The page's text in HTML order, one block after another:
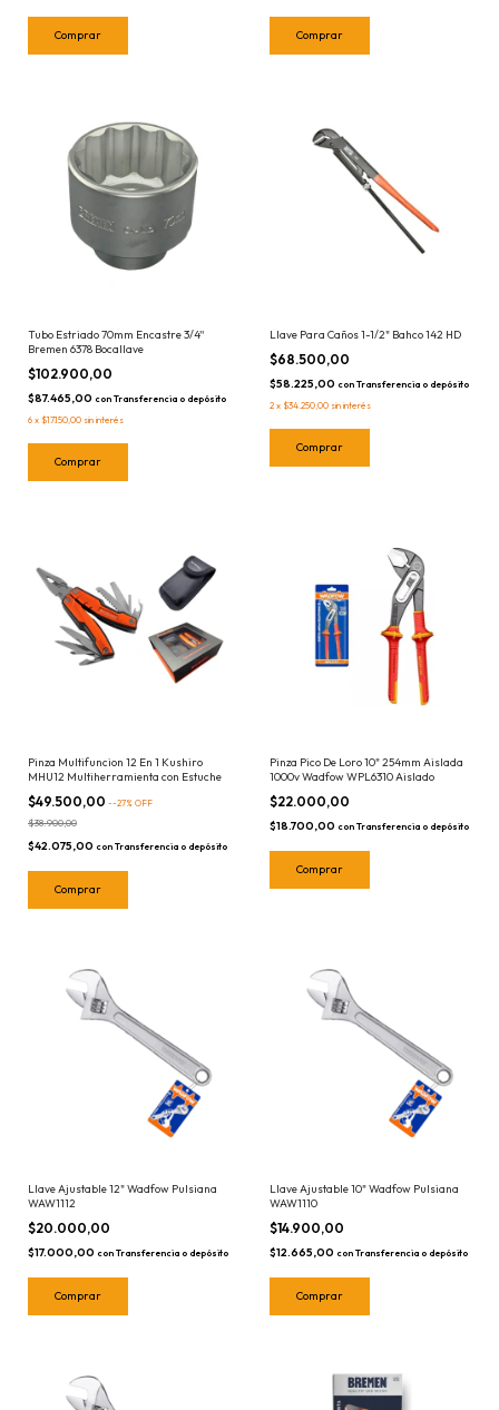
Tubo Estriado 70mm Encastre 3/4''
Bremen 6378 Bocallave
$102.900,00
$87.465,00 con Transferencia o depósito
6 x $17.150,00 sin interés
Llave Para Caños 1-1/2" Bahco 142 HD
$68.500,00
$58.225,00 con Transferencia o depósito
2 x $34.250,00 sin interés
Pinza Multifuncion 12 En 1 Kushiro
MHU12 Multiherramienta con Estuche
$49.500,00 --27% OFF
$38.900,00
$42.075,00 con Transferencia o depósito
Pinza Pico De Loro 10" 254mm Aislada
1000v Wadfow WPL6310 Aislado
$22.000,00
$18.700,00 con Transferencia o depósito
Llave Ajustable 12" Wadfow Pulsiana
WAW1112
$20.000,00
$17.000,00 con Transferencia o depósito
Llave Ajustable 10" Wadfow Pulsiana
WAW1110
$14.900,00
$12.665,00 con Transferencia o depósito